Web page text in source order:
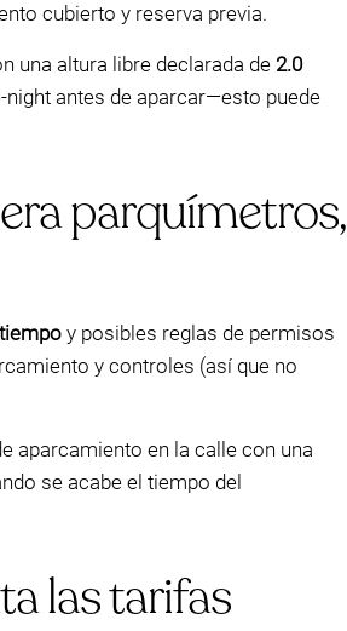
cubierto y reserva previa.
una altura libre declarada de 2.0
antes de aparcar—esto puede
parquímetros,
y posibles reglas de permisos
y controles (así que no
aparcamiento en la calle con una
se acabe el tiempo del
las tarifas